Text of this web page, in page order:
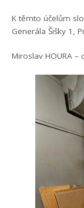
K těmto účelům
Generála Šišky 1,
Miroslav HOURA –